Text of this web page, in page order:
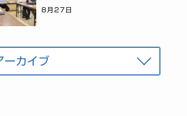
8月27日